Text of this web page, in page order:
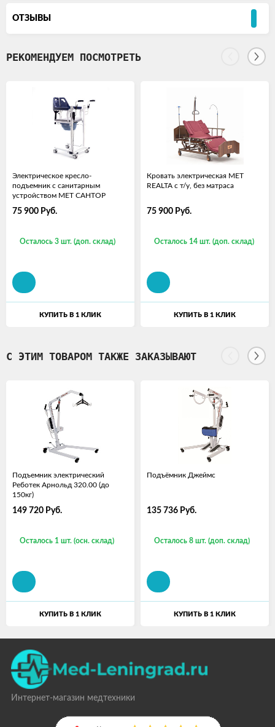
ОТЗЫВЫ
РЕКОМЕНДУЕМ ПОСМОТРЕТЬ
Электрическое кресло-
подъемник с санитарным
устройством МЕТ САНТОР
75 900 Руб.
Осталось 3 шт. (доп. склад)
КУПИТЬ В 1 КЛИК
Кровать электрическая МЕТ
REALTA с т/у, без матраса
75 900 Руб.
Осталось 14 шт. (доп. склад)
КУПИТЬ В 1 КЛИК
С ЭТИМ ТОВАРОМ ТАКЖЕ ЗАКАЗЫВАЮТ
Подъемник электрический
Реботек Арнольд 320.00 (до
150кг)
149 720 Руб.
Осталось 1 шт. (осн. склад)
КУПИТЬ В 1 КЛИК
Подъёмник Джеймс
135 736 Руб.
Осталось 8 шт. (доп. склад)
КУПИТЬ В 1 КЛИК
Интернет-магазин медтехники